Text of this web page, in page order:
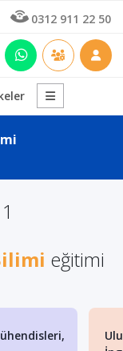
0312 911 22 50
eğitimi